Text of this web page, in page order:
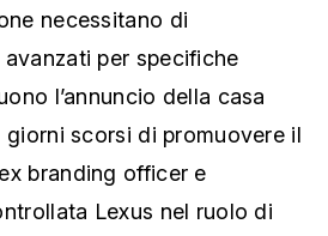
necessitano di
per specifiche
l’annuncio della casa
scorsi di promuovere il
branding officer e
Lexus nel ruolo di